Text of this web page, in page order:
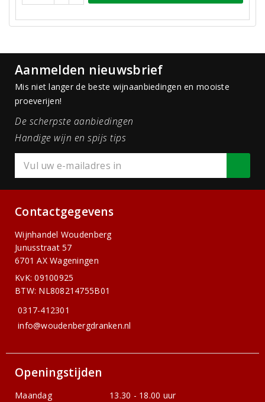
Aanmelden nieuwsbrief
Mis niet langer de beste wijnaanbiedingen en mooiste
proeverijen!
De scherpste aanbiedingen
Handige wijn en spijs tips
Contactgegevens
Wijnhandel Woudenberg
Junusstraat 57
6701 AX Wageningen
KvK: 09100925
BTW: NL808214755B01
0317-412301
info@woudenbergdranken.nl
Openingstijden
Maandag
13.30 - 18.00 uur